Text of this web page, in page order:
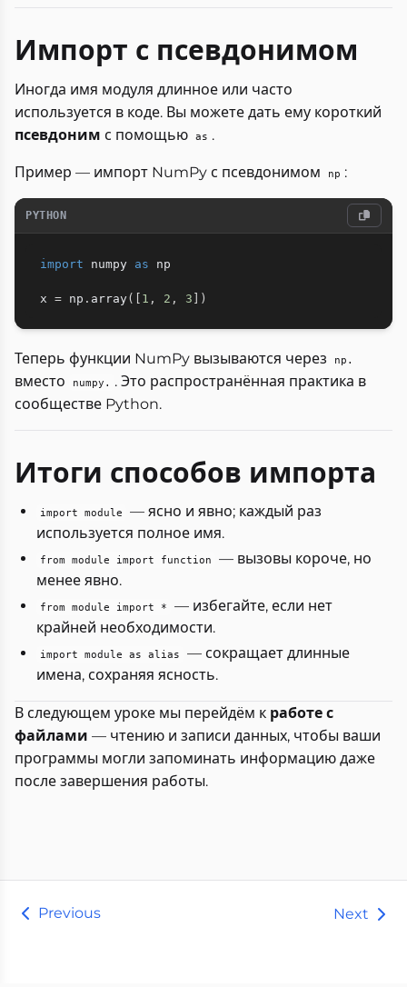
Импорт с псевдонимом
Иногда имя модуля длинное или часто
используется в коде. Вы можете дать ему короткий
псевдоним с помощью as .
Пример — импорт NumPy с псевдонимом np :
PYTHON
import numpy as np
x = np . array( 1 , 2 , 3 )
Теперь функции NumPy вызываются через np.
вместо numpy. . Это распространённая практика в
сообществе Python.
Итоги способов импорта
import module
— ясно и явно; каждый раз
используется полное имя.
from module import function
— вызовы короче, но
менее явно.
from module import *
— избегайте, если нет
крайней необходимости.
import module as alias
— сокращает длинные
имена, сохраняя ясность.
В следующем уроке мы перейдём к работе с
файлами — чтению и записи данных, чтобы ваши
программы могли запоминать информацию даже
после завершения работы.
Previous Next